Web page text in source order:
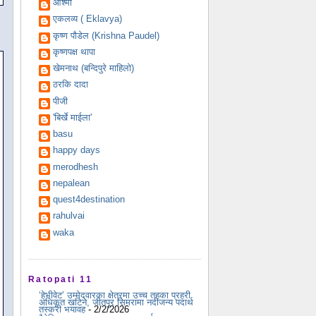
आश्मा
एकलव्य ( Eklavya)
कृष्ण पौडेल (Krishna Paudel)
कृष्णपक्ष थापा
खेमनाथ (बन्दिपुरे माहिलो)
ठरकि दादा
पीजी
'बिर्खे माईला'
basu
happy days
merodhesh
nepalean
quest4destination
rahulvai
waka
Ratopati 11
‘हेभीवेट’ उम्मेदवारका क्षेत्रमा उच्च तहका प्रहरी
अधिकृत खटिने, जीतपुर सिमरामा नदीजन्य पदार्थ
तस्करी भयावह- 2/2/2026